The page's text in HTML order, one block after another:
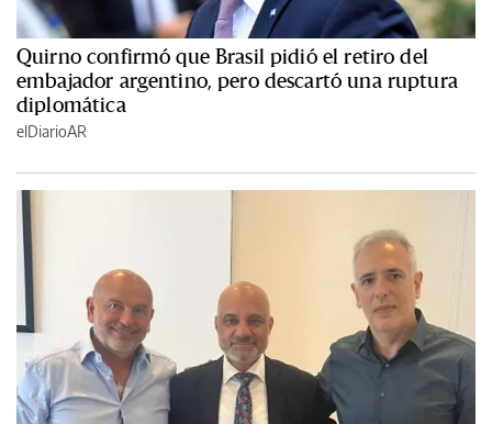
Quirno confirmó que Brasil pidió el retiro del
embajador argentino, pero descartó una ruptura
diplomática
elDiarioAR